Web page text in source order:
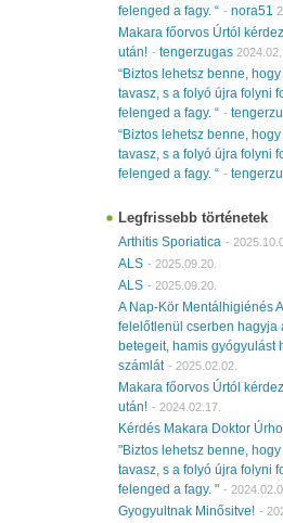
felenged a fagy. “ - nora51
Makara főorvos Úrtól
után! - tengerzugas
“Biztos lehetsz benne,
tavasz, s a folyó újra folyni
felenged a fagy. “ -
“Biztos lehetsz benne,
tavasz, s a folyó újra folyni
felenged a fagy. “ -
Legfrissebb történetek
Arthitis Sporiatica -
ALS - 2025.09.20.
ALS - 2025.09.20.
A Nap-Kör Mentálhigiénés
felelőtlenül cserben hagyja
betegeit, hamis gyógyulást
számlát - 2025.02.02.
Makara főorvos Úrtól
után! - 2024.02.17.
Kérdés Makara Doktor
"Biztos lehetsz benne,
tavasz, s a folyó újra folyni
felenged a fagy. " -
Gyogyultnak Minősitve! -